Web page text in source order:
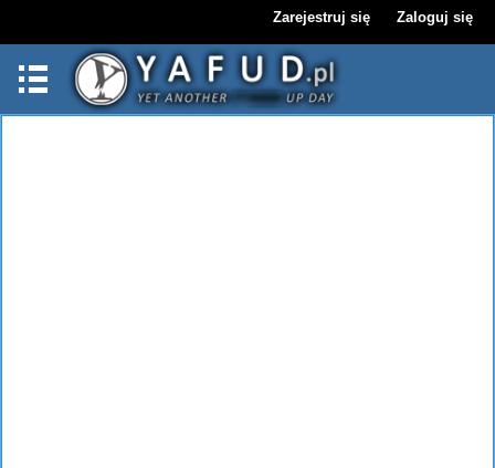
Zarejestruj się Zaloguj się